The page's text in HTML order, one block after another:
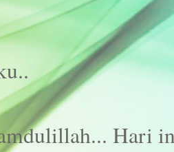
Hari